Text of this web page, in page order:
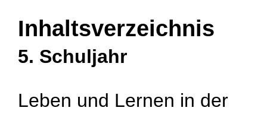
Inhaltsverzeichnis
5. Schuljahr
Leben und Lernen in der